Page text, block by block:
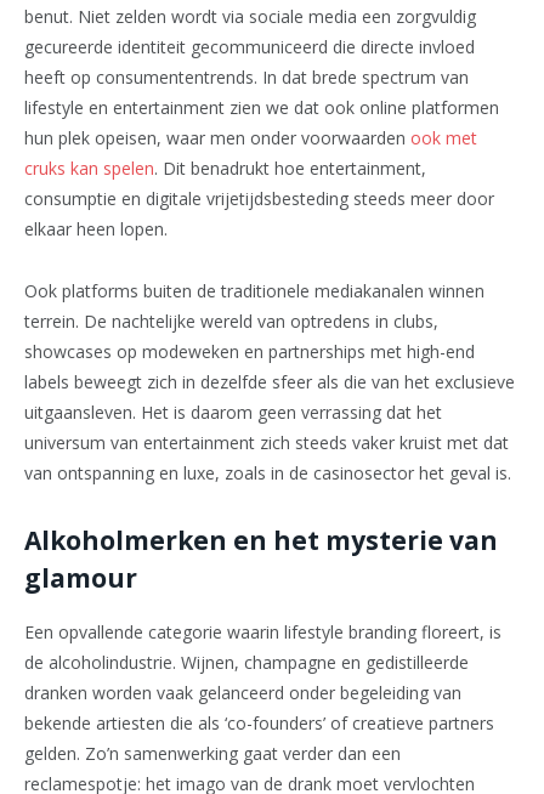
benut. Niet zelden wordt via sociale media een zorgvuldig
gecureerde identiteit gecommuniceerd die directe invloed
heeft op consumententrends. In dat brede spectrum van
lifestyle en entertainment zien we dat ook online platformen
hun plek opeisen, waar men onder voorwaarden ook met
cruks kan spelen. Dit benadrukt hoe entertainment,
consumptie en digitale vrijetijdsbesteding steeds meer door
elkaar heen lopen.
Ook platforms buiten de traditionele mediakanalen winnen
terrein. De nachtelijke wereld van optredens in clubs,
showcases op modeweken en partnerships met high-end
labels beweegt zich in dezelfde sfeer als die van het exclusieve
uitgaansleven. Het is daarom geen verrassing dat het
universum van entertainment zich steeds vaker kruist met dat
van ontspanning en luxe, zoals in de casinosector het geval is.
Alkoholmerken en het mysterie van
glamour
Een opvallende categorie waarin lifestyle branding floreert, is
de alcoholindustrie. Wijnen, champagne en gedistilleerde
dranken worden vaak gelanceerd onder begeleiding van
bekende artiesten die als ‘co-founders’ of creatieve partners
gelden. Zo’n samenwerking gaat verder dan een
reclamespotje: het imago van de drank moet vervlochten